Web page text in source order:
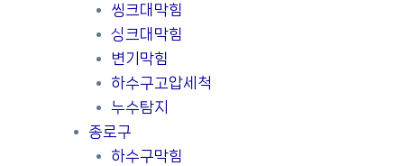
씽크대막힘
싱크대막힘
변기막힘
하수구고압세척
누수탐지
종로구
하수구막힘